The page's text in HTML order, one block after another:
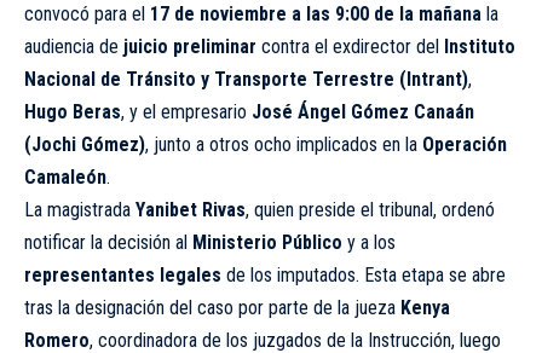
convocó para el 17 de noviembre a las 9:00 de la mañana la
audiencia de juicio preliminar contra el exdirector del Instituto
Nacional de Tránsito y Transporte Terrestre (Intrant),
Hugo Beras, y el empresario José Ángel Gómez Canaán
(Jochi Gómez), junto a otros ocho implicados en la Operación
Camaleón.
La magistrada Yanibet Rivas, quien preside el tribunal, ordenó
notificar la decisión al Ministerio Público y a los
representantes legales de los imputados. Esta etapa se abre
tras la designación del caso por parte de la jueza Kenya
Romero, coordinadora de los juzgados de la Instrucción, luego